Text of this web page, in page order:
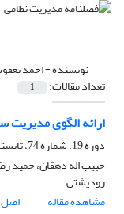
نویسنده =احمد
تعداد مقالات: 1
ارائه الگوی مدیریت
دوره 19، شماره 74، تابستان 1398، صفحه
حبیب اله دهقان، حمید
رودپشتی
مشاهده مقاله
اصل